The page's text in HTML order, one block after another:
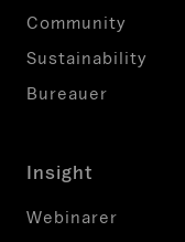
Community
Sustainability
Bureauer
Insight
Webinarer